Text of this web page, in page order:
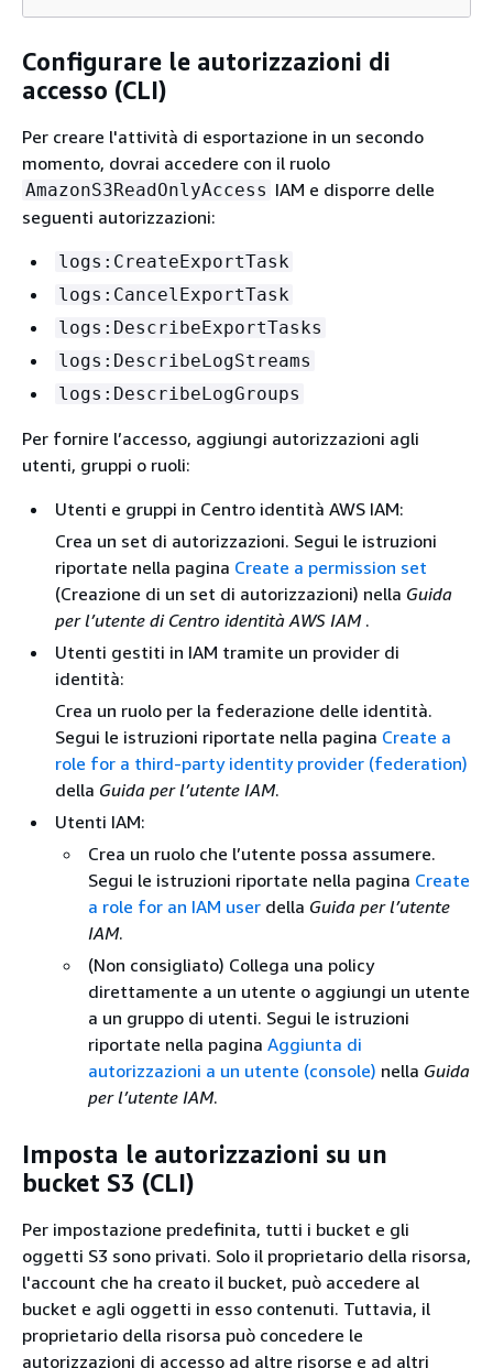
Configurare le autorizzazioni di
accesso (CLI)
Per creare l'attività di esportazione in un secondo
momento, dovrai accedere con il ruolo
AmazonS3ReadOnlyAccess IAM e disporre delle
seguenti autorizzazioni:
logs:CreateExportTask
logs:CancelExportTask
logs:DescribeExportTasks
logs:DescribeLogStreams
logs:DescribeLogGroups
Per fornire l’accesso, aggiungi autorizzazioni agli
utenti, gruppi o ruoli:
Utenti e gruppi in Centro identità AWS IAM:
Crea un set di autorizzazioni. Segui le istruzioni
riportate nella pagina Create a permission set
(Creazione di un set di autorizzazioni) nella Guida
per l’utente di Centro identità AWS IAM .
Utenti gestiti in IAM tramite un provider di
identità:
Crea un ruolo per la federazione delle identità.
Segui le istruzioni riportate nella pagina Create a
role for a third-party identity provider (federation)
della Guida per l’utente IAM.
Utenti IAM:
Crea un ruolo che l’utente possa assumere.
Segui le istruzioni riportate nella pagina Create
a role for an IAM user della Guida per l’utente
IAM.
(Non consigliato) Collega una policy
direttamente a un utente o aggiungi un utente
a un gruppo di utenti. Segui le istruzioni
riportate nella pagina Aggiunta di
autorizzazioni a un utente (console) nella Guida
per l’utente IAM.
Imposta le autorizzazioni su un
bucket S3 (CLI)
Per impostazione predefinita, tutti i bucket e gli
oggetti S3 sono privati. Solo il proprietario della risorsa,
l'account che ha creato il bucket, può accedere al
bucket e agli oggetti in esso contenuti. Tuttavia, il
proprietario della risorsa può concedere le
autorizzazioni di accesso ad altre risorse e ad altri